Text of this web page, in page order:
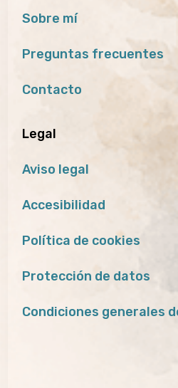
Sobre mí
Preguntas frecuentes
Contacto
Legal
Aviso legal
Accesibilidad
Política de cookies
Protección de datos
Condiciones generales